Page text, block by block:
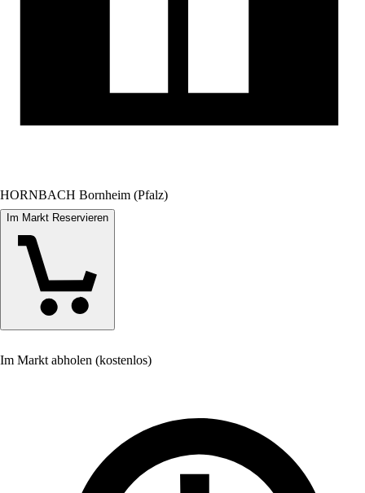
HORNBACH Bornheim (Pfalz)
Im Markt Reservieren
Im Markt abholen (kostenlos)